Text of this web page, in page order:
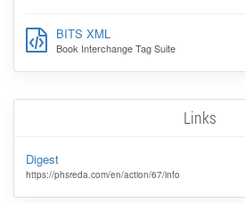
BITS XML
Book Interchange Tag Suite
Links
Digest
https://phsreda.com/en/action/67/info